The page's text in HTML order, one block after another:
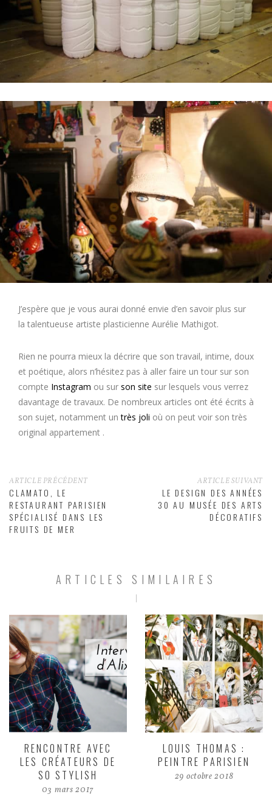
J’espère que je vous aurai donné envie d’en savoir plus sur
la talentueuse artiste plasticienne Aurélie Mathigot.
Rien ne pourra mieux la décrire que son travail, intime, doux
et poétique, alors n’hésitez pas à aller faire un tour sur son
compte Instagram ou sur son site sur lesquels vous verrez
davantage de travaux. De nombreux articles ont été écrits à
son sujet, notamment untrès joli où on peut voir son très
original appartement .
ARTICLE PRÉCÉDENT
CLAMATO, LE
RESTAURANT PARISIEN
SPÉCIALISÉ DANS LES
FRUITS DE MER
ARTICLE SUIVANT
LE DESIGN DES ANNÉES
30 AU MUSÉE DES ARTS
DÉCORATIFS
ARTICLES SIMILAIRES
RENCONTRE AVEC
LES CRÉATEURS DE
SO STYLISH
03 mars 2017
LOUIS THOMAS :
PEINTRE PARISIEN
29 octobre 2018